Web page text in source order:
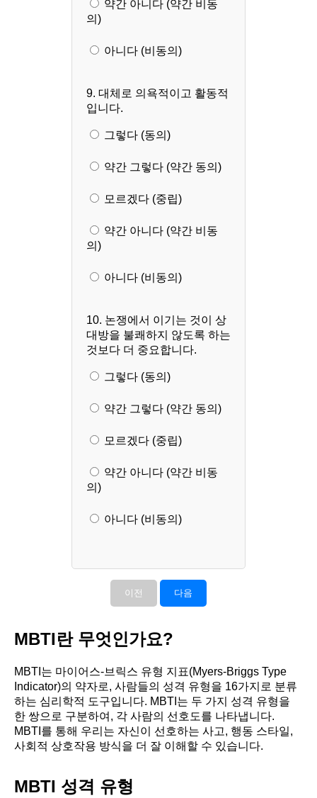
약간 아니다 (약간 비동
의)
아니다 (비동의)
9. 대체로 의욕적이고 활동적
입니다.
그렇다 (동의)
약간 그렇다 (약간 동의)
모르겠다 (중립)
약간 아니다 (약간 비동
의)
아니다 (비동의)
10. 논쟁에서 이기는 것이 상
대방을 불쾌하지 않도록 하는
것보다 더 중요합니다.
그렇다 (동의)
약간 그렇다 (약간 동의)
모르겠다 (중립)
약간 아니다 (약간 비동
의)
아니다 (비동의)
이전 다음
MBTI란 무엇인가요?
MBTI는 마이어스-브릭스 유형 지표(Myers-Briggs Type
Indicator)의 약자로, 사람들의 성격 유형을 16가지로 분류
하는 심리학적 도구입니다. MBTI는 두 가지 성격 유형을
한 쌍으로 구분하여, 각 사람의 선호도를 나타냅니다.
MBTI를 통해 우리는 자신이 선호하는 사고, 행동 스타일,
사회적 상호작용 방식을 더 잘 이해할 수 있습니다.
MBTI 성격 유형